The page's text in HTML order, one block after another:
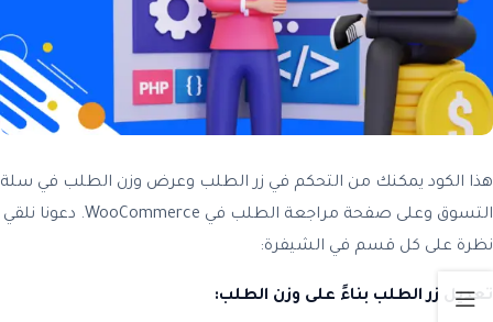
هذا الكود يمكنك من التحكم في زر الطلب وعرض وزن الطلب في سلة
التسوق وعلى صفحة مراجعة الطلب في WooCommerce. دعونا نلقي
نظرة على كل قسم في الشيفرة:
تعديل زر الطلب بناءً على وزن الطلب: